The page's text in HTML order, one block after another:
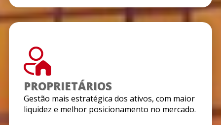
PROPRIETÁRIOS
Gestão mais estratégica dos ativos, com maior
liquidez e melhor posicionamento no mercado.